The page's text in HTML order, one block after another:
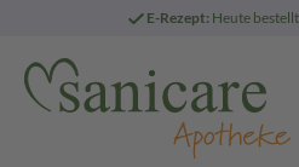
E-Rezept: Heute